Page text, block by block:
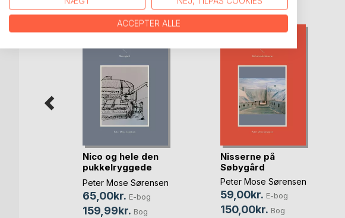
Nico og hele den
pukkelryggede
fam(...)
Peter Mose Sørensen
65,00kr. E-bog
159,99kr. Bog
Nisserne på
Søbygård
Peter Mose Sørensen
59,00kr. E-bog
150,00kr. Bog
ACCEPTER ALLE